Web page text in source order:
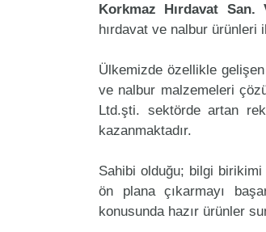
Korkmaz Hırdavat
hırdavat ve nalbur ürünleri
Ülkemizde özellikle
ve nalbur malzemeleri
Ltd.şti. sektörde artan
kazanmaktadır.
Sahibi olduğu; bilgi
ön plana çıkarmayı
konusunda hazır ürünler